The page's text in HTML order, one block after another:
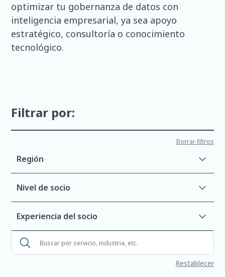
optimizar tu gobernanza de datos con
inteligencia empresarial, ya sea apoyo
estratégico, consultoría o conocimiento
tecnológico.
Filtrar por:
Borrar filtros
Región
Nivel de socio
Experiencia del socio
Buscar
Restablecer